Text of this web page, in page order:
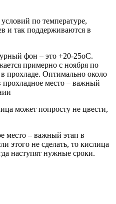
по температуре,
и так поддерживаются в
фон – это +20-25оС.
примерно с ноября по
прохладе. Оптимально около
прохладное место – важный
может попросту не цвести,
место – важный этап в
этого не сделать, то кислица
наступят нужные сроки.